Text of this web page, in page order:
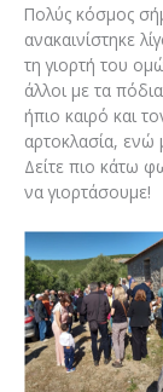
Πολύς κόσμος
ανακαινίστηκε
τη γιορτή του
άλλοι με τα
ήπιο καιρό και
αρτοκλασία, ενώ
Δείτε πιο κάτω
να γιορτάσουμε!